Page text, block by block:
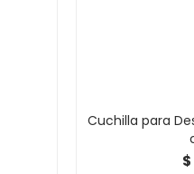
Cuchilla para
$